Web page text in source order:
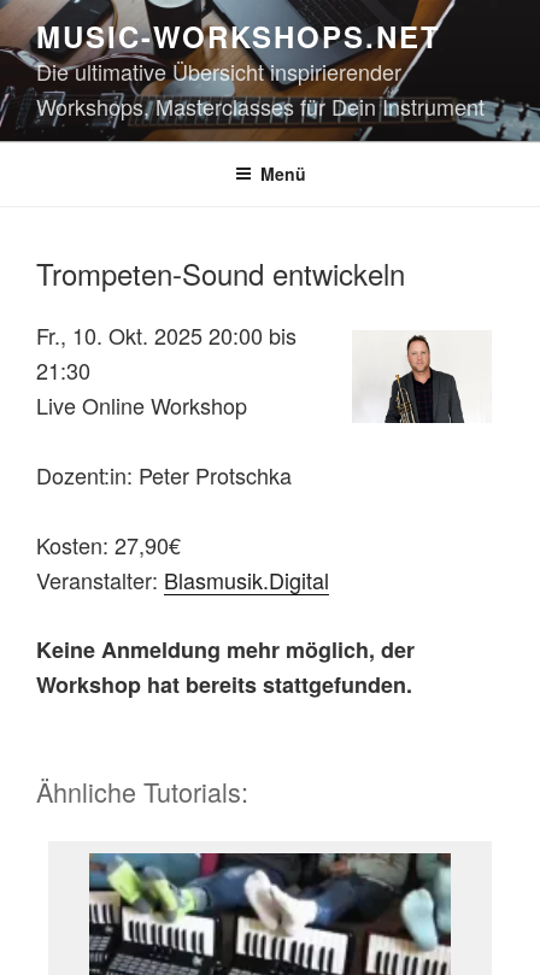
Zum
Inhalt
springen
MUSIC-WORKSHOPS.NET
Die ultimative Übersicht inspirierender
Workshops, Masterclasses für Dein Instrument
Menü
Trompeten-Sound entwickeln
Fr., 10. Okt. 2025 20:00 bis
21:30
Live Online Workshop
Dozent:in: Peter Protschka
Kosten: 27,90€
Veranstalter: Blasmusik.Digital
Keine Anmeldung mehr möglich, der
Workshop hat bereits stattgefunden.
Ähnliche Tutorials: